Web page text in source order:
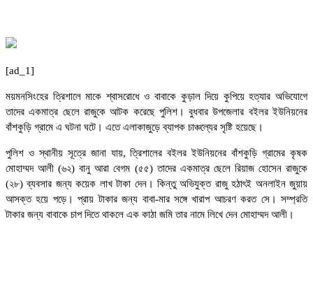
[ad_1]
ময়মনসিংহের ত্রিশালে মাকে শ্বাসরোধে ও বাবাকে কুড়াল দিয়ে কুপিয়ে হত্যার অভিযোগে
তাদের একমাত্র ছেলে রাজুকে আটক করেছে পুলিশ। বুধবার উপজেলার বইলর ইউনিয়নের
বাঁশকুড়ি গ্রামে এ ঘটনা ঘটে। এতে এলাকাজুড়ে ব্যাপক চাঞ্চল্যের সৃষ্টি হয়েছে।
পুলিশ ও স্থানীয় সূত্রে জানা যায়, ত্রিশালের বইলর ইউনিয়নের বাঁশকুড়ি গ্রামের কৃষক
মোহাম্মদ আলী (৬২) বানু আরা বেগম (৫৫) তাদের একমাত্র ছেলে রিয়াজ হোসেন রাজুকে
(২৮) ব্যবসার জন্য কয়েক লাখ টাকা দেন। কিন্তু অভিযুক্ত রাজু হঠাৎই অনলাইন জুয়ায়
আসক্ত হয়ে পড়ে। প্রায় টাকার জন্য বাবা-মার সঙ্গে খারাপ আচরণ করত সে। সম্প্রতি
টাকার জন্য বাবাকে চাপ দিতে থাকলে এক কাঠা জমি তার নামে লিখে দেন মোহাম্মদ আলী।